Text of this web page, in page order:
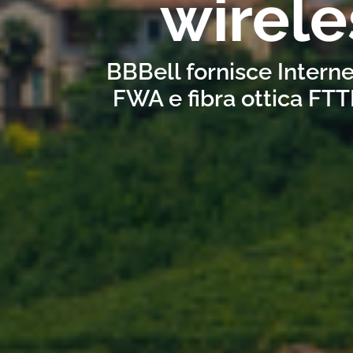
BBBell fornisce
FWA e fibra ottica